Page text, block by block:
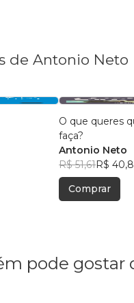
de Antonio Neto
O que queres
faça?
Antonio Neto
R$ 51,61R$
Comprar
pode gostar